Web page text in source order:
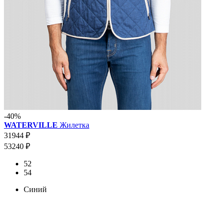
-40%
WATERVILLE Жилетка
31944 ₽
53240 ₽
52
54
Синий